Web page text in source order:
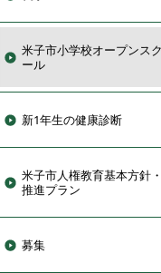
米子市小学校オープンスク
ール
新1年生の健康診断
米子市人権教育基本方針・
推進プラン
募集